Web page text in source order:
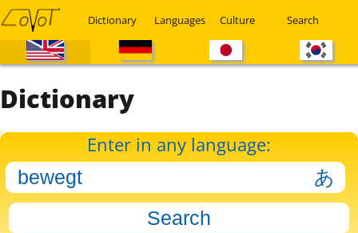
Dictionary Languages Culture Search
Dictionary
Enter in any language: